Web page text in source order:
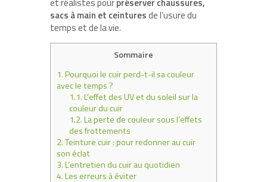
sacs à main et ceinturesde l’usure du
temps et de la vie.
Sommaire
1.Pourquoi le cuir perd-t-il sa couleur
avec le temps ?
1.1.L’effet des UV et du soleil sur la
couleur du cuir
1.2.La perte de couleur sous l’effets
des frottements
2.Teinture cuir : pour redonner au cuir
son éclat
3.L’entretien du cuir au quotidien
4.Les erreurs à éviter